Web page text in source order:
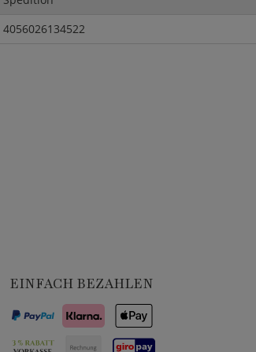
4056026134522
EINFACH BEZAHLEN